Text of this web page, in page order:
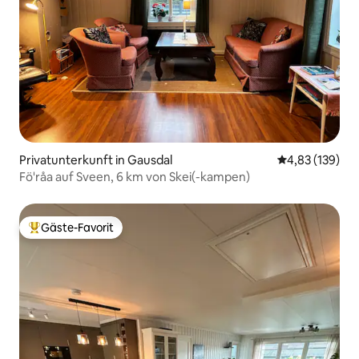
Privatunterkunft in Gausdal
4,83 (139)
Fö'råa auf Sveen, 6 km von Skei(-kampen)
Beliebter Gäste-Favorit.
Gäste-Favorit